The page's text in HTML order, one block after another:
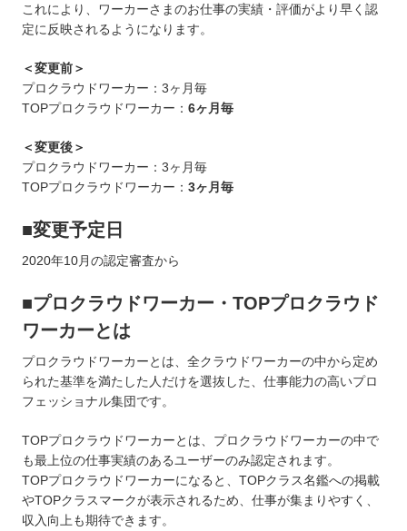
これにより、ワーカーさまのお仕事の実績・評価がより早く認
定に反映されるようになります。
＜変更前＞
プロクラウドワーカー：3ヶ月毎
TOPプロクラウドワーカー： 6ヶ月毎
＜変更後＞
プロクラウドワーカー：3ヶ月毎
TOPプロクラウドワーカー： 3ヶ月毎
■変更予定日
2020年10月の認定審査から
■プロクラウドワーカー・TOPプロクラウド
ワーカーとは
プロクラウドワーカーとは、全クラウドワーカーの中から定め
られた基準を満たした人だけを選抜した、仕事能力の高いプロ
フェッショナル集団です。
TOPプロクラウドワーカーとは、プロクラウドワーカーの中で
も最上位の仕事実績のあるユーザーのみ認定されます。
TOPプロクラウドワーカーになると、TOPクラス名鑑への掲載
やTOPクラスマークが表示されるため、仕事が集まりやすく、
収入向上も期待できます。